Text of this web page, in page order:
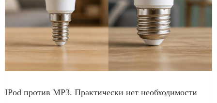
IPod против MP3. Практически нет необходимости